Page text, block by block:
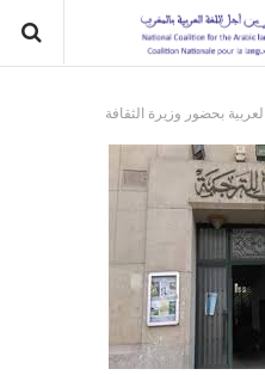
بحضور وزيرة الثقافة